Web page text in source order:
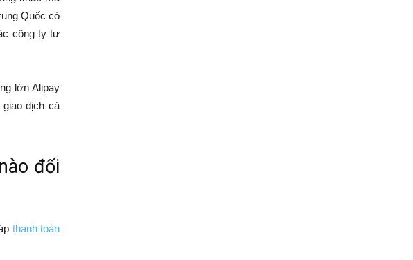
Quốc có
công ty tư
lớn Alipay
dịch cá
đối
thanh toán